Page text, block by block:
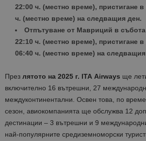
22:00 ч. (местно време), пристигане
ч. (местно време) на следващия ден.
Отпътуване от Мавриций в
22:10 ч. (местно време), пристигане
06:40 ч. (местно време) на
През лятото на 2025 г. ITA Airways ще
включително 16 вътрешни, 27
междуконтинентални. Освен това, по
сезон, авиокомпанията ще обслужва 12
дестинации – 3 вътрешни и 9
най-популярните средиземноморски